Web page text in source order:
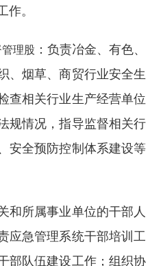
作。
理股 ：负责冶金、有色、
、烟草、商贸行业安全生
查相关行业生产经营单位
规情况，指导监督相关行
安全预防控制体系建设等
和所属事业单位的干部人
应急管理系统干部培训工
部队伍建设工作；组织协